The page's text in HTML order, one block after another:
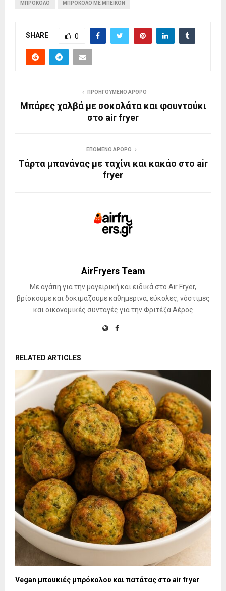
ΜΠΡΟΚΟΛΟ ΜΠΡΟΚΟΛΟ ΜΕ ΜΠΕΙΚΟΝ
SHARE 0
ΠΡΟΗΓΟΎΜΕΝΟ ΆΡΘΡΟ
Μπάρες χαλβά με σοκολάτα και φουντούκι
στο air fryer
ΕΠΌΜΕΝΟ ΆΡΘΡΟ
Τάρτα μπανάνας με ταχίνι και κακάο στο air
fryer
AirFryers Team
Με αγάπη για την μαγειρική και ειδικά στο Air Fryer,
βρίσκουμε και δοκιμάζουμε καθημερινά, εύκολες, νόστιμες
και οικονομικές συνταγές για την Φριτέζα Αέρος
RELATED ARTICLES
Vegan μπουκιές μπρόκολου και πατάτας στο air fryer